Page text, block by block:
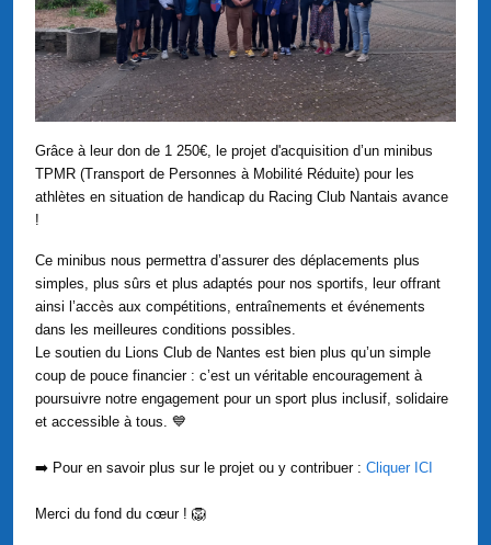
Grâce à leur don de 1 250€, le projet d'acquisition d’un minibus
TPMR (Transport de Personnes à Mobilité Réduite) pour les
athlètes en situation de handicap du Racing Club Nantais avance
!
Ce minibus nous permettra d’assurer des déplacements plus
simples, plus sûrs et plus adaptés pour nos sportifs, leur offrant
ainsi l’accès aux compétitions, entraînements et événements
dans les meilleures conditions possibles.
Le soutien du Lions Club de Nantes est bien plus qu’un simple
coup de pouce financier : c’est un véritable encouragement à
poursuivre notre engagement pour un sport plus inclusif, solidaire
et accessible à tous. 💙
➡️ Pour en savoir plus sur le projet ou y contribuer : Cliquer ICI
Merci du fond du cœur ! 🦁